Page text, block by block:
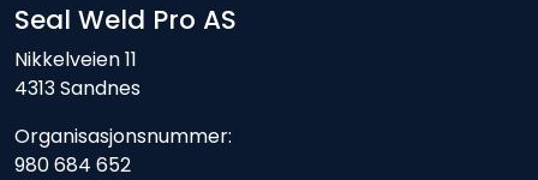
Seal Weld Pro AS
Nikkelveien 11
4313 Sandnes
Organisasjonsnummer:
980 684 652